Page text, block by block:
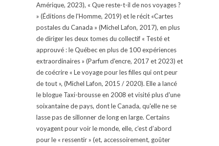
Amérique, 2023), « Que reste-t-il de nos voyages ?
» (Éditions de l'Homme, 2019) et le récit «Cartes
postales du Canada » (Michel Lafon, 2017), en plus
de diriger les deux tomes du collectif « Testé et
approuvé : le Québec en plus de 100 expériences
extraordinaires » (Parfum d'encre, 2017 et 2023) et
de coécrire « Le voyage pour les filles qui ont peur
de tout », (Michel Lafon, 2015 / 2020). Elle a lancé
le blogue Taxi-brousse en 2008 et visité plus d'une
soixantaine de pays, dont le Canada, qu'elle ne se
lasse pas de sillonner de long en large. Certains
voyagent pour voir le monde, elle, c’est d’abord
pour le « ressentir » (et, accessoirement, goûter